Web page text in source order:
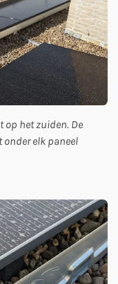
op het zuiden. De
elk paneel